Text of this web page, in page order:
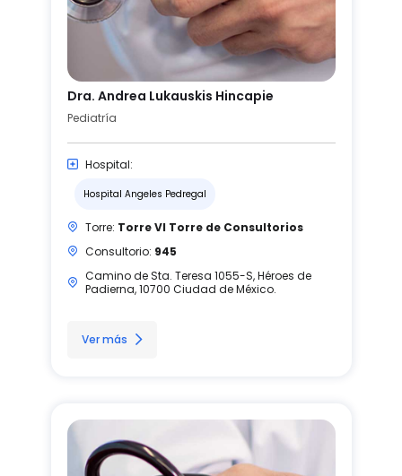
Dra. Andrea Lukauskis Hincapie
Pediatría
Hospital:
Hospital Angeles Pedregal
Torre: Torre VI Torre de Consultorios
Consultorio: 945
Camino de Sta. Teresa 1055-S, Héroes de
Padierna, 10700 Ciudad de México.
Ver más